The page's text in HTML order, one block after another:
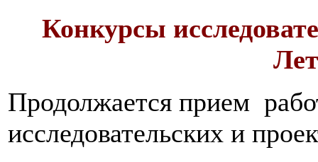
Конкурсы
Продолжается прием
исследовательских и